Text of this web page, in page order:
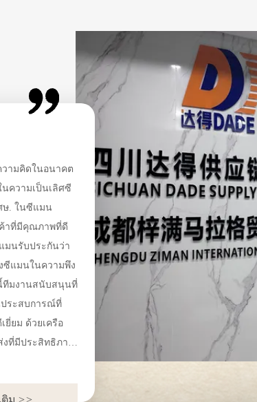
วามคิดในอนาคต
ความเป็นเลิศซี
น
าที่มีคุณภาพที่ดี
มนรับประกันว่า
ทีมงานสนับสนุนที่
ประสบการณ์ที่
งที่มีประสิทธิภาพ
ติม >>